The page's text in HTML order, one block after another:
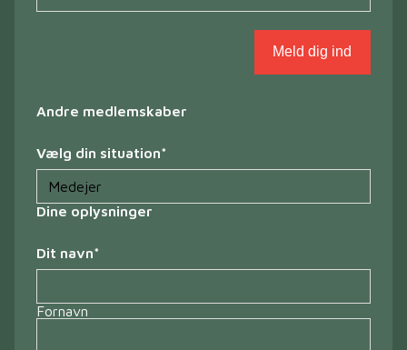
Andre medlemskaber
Vælg din situation*
Dine oplysninger
Dit navn*
Fornavn